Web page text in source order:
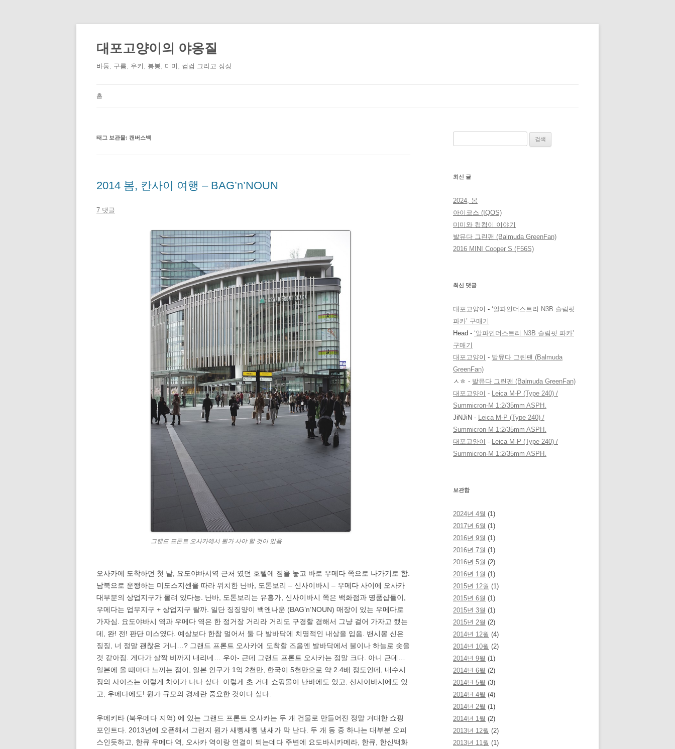
로
너
뛰
대포고양이의 야옹질
바둥, 구름, 우키, 봉봉, 미미, 컴컴 그리고 징징
홈
태그 보관물: 캔버스백
2014 봄, 칸사이 여행 – BAG’n’NOUN
7 댓글
그랜드 프론트 오사카에서 뭔가 사야 할 것이 있음
오사카에 도착하던 첫 날, 요도야바시역 근처 였던 호텔에 짐을 놓고 바로 우메다 쪽으로 나가기로 함.
남북으로 운행하는 미도스지센을 따라 위치한 난바, 도톤보리 – 신사이바시 – 우메다 사이에 오사카
대부분의 상업지구가 몰려 있다능. 난바, 도톤보리는 유흥가, 신사이바시 쪽은 백화점과 명품샵들이,
우메다는 업무지구 + 상업지구 랄까. 일단 징징양이 백앤나운 (BAG’n’NOUN) 매장이 있는 우메다로
가자심. 요도야바시 역과 우메다 역은 한 정거장 거리라 거리도 구경할 겸해서 그냥 걸어 가자고 했는
데, 완! 전! 판단 미스였다. 예상보다 한참 멀어서 둘 다 발바닥에 치명적인 내상을 입음. 밴시몽 신은
징징, 너 정말 괜찮은 거니…? 그랜드 프론트 오사카에 도착할 즈음엔 발바닥에서 불이나 하늘로 솟을
것 같아짐. 게다가 살짝 비까지 내리네… 우아- 근데 그랜드 프론트 오사카는 정말 크다. 아니 근데…
일본에 올 때마다 느끼는 점이, 일본 인구가 1억 2천만, 한국이 5천만으로 약 2.4배 정도인데, 내수시
장의 사이즈는 이렇게 차이가 나나 싶다. 이렇게 초 거대 쇼핑몰이 난바에도 있고, 신사이바시에도 있
고, 우메다에도! 뭔가 규모의 경제란 중요한 것이다 싶다.
우메키타 (북우메다 지역) 에 있는 그랜드 프론트 오사카는 두 개 건물로 만들어진 정말 거대한 쇼핑
포인트다. 2013년에 오픈해서 그런지 뭔가 새삥새삥 냄새가 막 난다. 두 개 동 중 하나는 대부분 오피
스인듯하고, 한큐 우메다 역, 오사카 역이랑 연결이 되는데다 주변에 요도바시카메라, 한큐, 한신백화
최신 글
2024, 봄
아이코스 (IQOS)
미미와 컴컴이 이야기
발뮤다 그린팬 (Balmuda GreenFan)
2016 MINI Cooper S (F56S)
최신 댓글
대포고양이 - ‘알파인더스트리 N3B 슬림핏
파카’ 구매기
Head - ‘알파인더스트리 N3B 슬림핏 파카’
구매기
대포고양이 - 발뮤다 그린팬 (Balmuda
GreenFan)
ㅅㅎ - 발뮤다 그린팬 (Balmuda GreenFan)
대포고양이 - Leica M-P (Type 240) /
Summicron-M 1:2/35mm ASPH.
JiNJiN - Leica M-P (Type 240) /
Summicron-M 1:2/35mm ASPH.
대포고양이 - Leica M-P (Type 240) /
Summicron-M 1:2/35mm ASPH.
보관함
2024년 4월 (1)
2017년 6월 (1)
2016년 9월 (1)
2016년 7월 (1)
2016년 5월 (2)
2016년 1월 (1)
2015년 12월 (1)
2015년 6월 (1)
2015년 3월 (1)
2015년 2월 (2)
2014년 12월 (4)
2014년 10월 (2)
2014년 9월 (1)
2014년 6월 (2)
2014년 5월 (3)
2014년 4월 (4)
2014년 2월 (1)
2014년 1월 (2)
2013년 12월 (2)
2013년 11월 (1)